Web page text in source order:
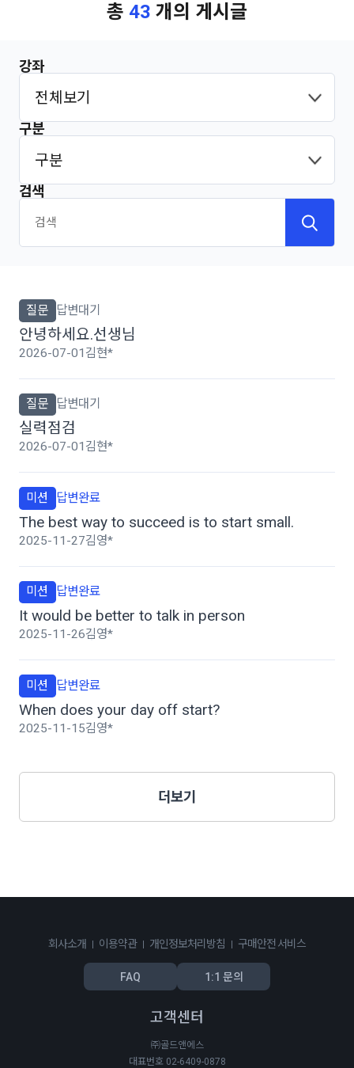
총 43 개의 게시글
강좌
구분
검색
질문 답변대기
안녕하세요.선생님
2026-07-01 김현*
질문 답변대기
실력점검
2026-07-01 김현*
미션 답변완료
The best way to succeed is to start small.
2025-11-27김영*
미션 답변완료
It would be better to talk in person
2025-11-26김영*
미션 답변완료
When does your day off start?
2025-11-15김영*
더보기
회사소개 이용약관 개인정보처리방침 구매안전 서비스
FAQ 1:1 문의
고객센터
㈜골드앤에스
대표번호 02-6409-0878